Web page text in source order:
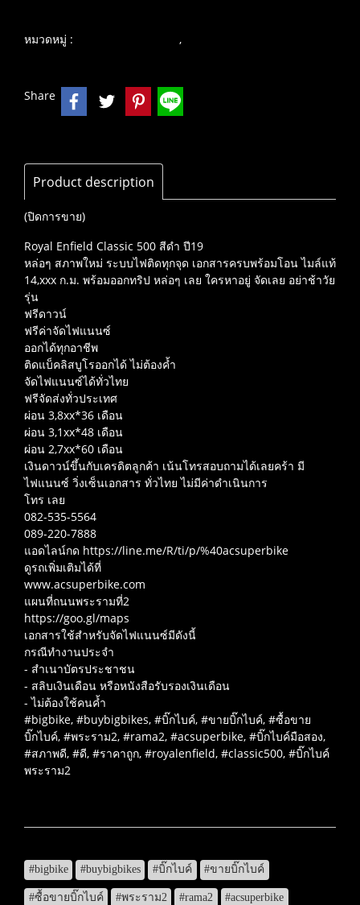
หมวดหมู่ : ,
Share
Product description
(ปิดการขาย)
Royal Enfield Classic 500 สีดำ ปี19
หล่อๆ สภาพใหม่ ระบบไฟติดทุกจุด เอกสารครบพร้อมโอน ไมล์แท้
14,xxx ก.ม. พร้อมออกทริป หล่อๆ เลย ใครหาอยู่ จัดเลย อย่าช้าวัย
รุ่น
ฟรีดาวน์
ฟรีค่าจัดไฟแนนซ์
ออกได้ทุกอาชีพ
ติดแบ็คลิสบูโรออกได้ ไม่ต้องค้ำ
จัดไฟแนนซ์ได้ทั่วไทย
ฟรีจัดส่งทั่วประเทศ
ผ่อน 3,8xx*36 เดือน
ผ่อน 3,1xx*48 เดือน
ผ่อน 2,7xx*60 เดือน
เงินดาวน์ขึ้นกับเครดิตลูกค้า เน้นโทรสอบถามได้เลยคร้า มี
ไฟแนนซ์ วิ่งเซ็นเอกสาร ทั่วไทย ไม่มีค่าดำเนินการ
โทร เลย
082-535-5564
089-220-7888
แอดไลน์กด https://line.me/R/ti/p/%40acsuperbike
ดูรถเพิ่มเติมได้ที่
www.acsuperbike.com
แผนที่ถนนพระรามที่2
https://goo.gl/maps
เอกสารใช้สำหรับจัดไฟแนนซ์มีดังนี้
กรณีทำงานประจำ
- สำเนาบัตรประชาชน
- สลิบเงินเดือน หรือหนังสือรับรองเงินเดือน
- ไม่ต้องใช้คนค้ำ
#bigbike, #buybigbikes, #บิ๊กไบค์, #ขายบิ๊กไบค์, #ซื้อขาย
บิ๊กไบค์, #พระราม2, #rama2, #acsuperbike, #บิ๊กไบค์มือสอง,
#สภาพดี, #ดี, #ราคาถูก, #royalenfield, #classic500, #บิ๊กไบค์
พระราม2
#bigbike #buybigbikes #บิ๊กไบค์ #ขายบิ๊กไบค์
#ซื้อขายบิ๊กไบค์ #พระราม2 #rama2 #acsuperbike